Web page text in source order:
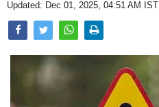
Health & Lifestyle
Updated: Dec 01, 2025, 04:51 AM IST